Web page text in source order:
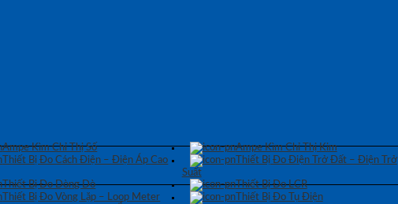
Ampe Kìm Chỉ Thị Số
Ampe Kìm Chỉ Thị Kim
Thiết Bị Đo Cách Điện – Điện Áp Cao
Thiết Bị Đo Điện Trở Đất – Điện Trở
Suất
Thiết Bị Đo Dòng Dò
Thiết Bị Đo LCR
Thiết Bị Đo Vòng Lặp – Loop Meter
Thiết Bị Đo Tụ Điện